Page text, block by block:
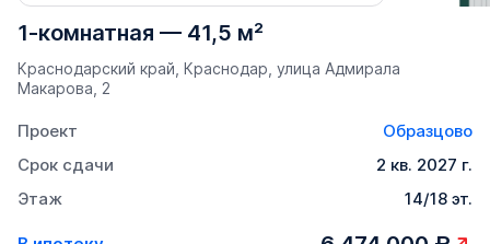
1-комнатная — 41,5 м²
Краснодарский край, Краснодар, улица Адмирала
Макарова, 2
Проект
Образцово
Срок сдачи
2 кв. 2027 г.
Этаж
14/18 эт.